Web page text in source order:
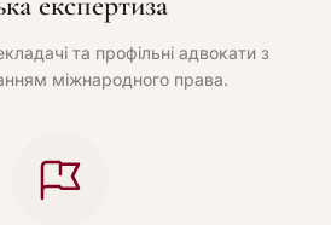
та профільні адвокати з
міжнародного права.